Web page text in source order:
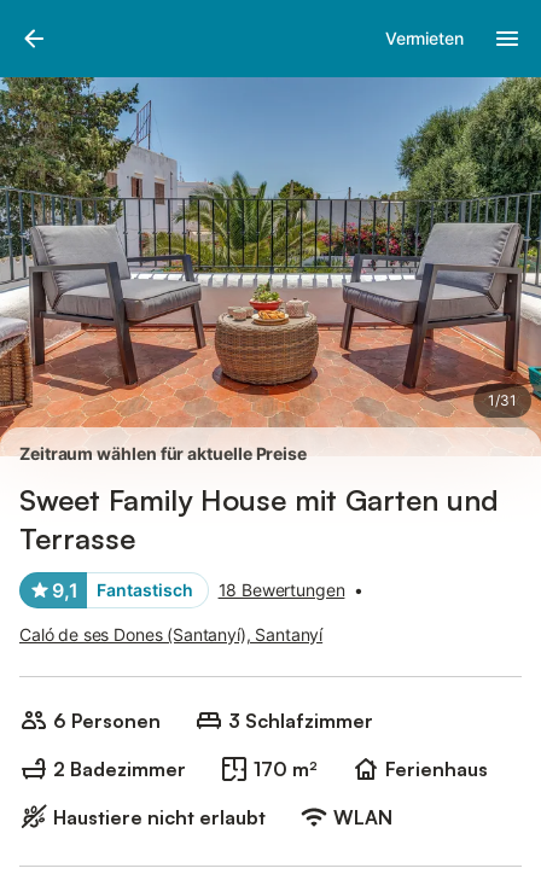
Vermieten
1/31
Bilder
Zeitraum wählen für aktuelle Preise
Sweet Family House mit Garten und
Terrasse
9,1 Fantastisch 18 Bewertungen •
Caló de ses Dones (Santanyí), Santanyí
6 Personen
3 Schlafzimmer
2 Badezimmer
170 m²
Ferienhaus
Haustiere nicht erlaubt
WLAN